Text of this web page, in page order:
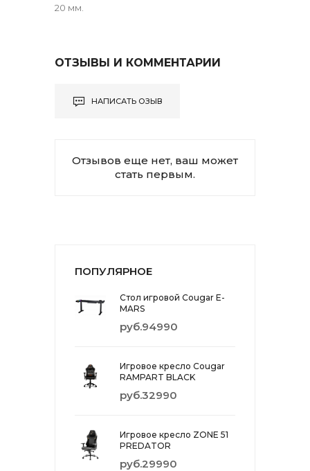
20 мм.
ОТЗЫВЫ И КОММЕНТАРИИ
НАПИСАТЬ ОЗЫВ
Отзывов еще нет, ваш может
стать первым.
ПОПУЛЯРНОЕ
Стол игровой Cougar E-
MARS
руб.94990
Игровое кресло Cougar
RAMPART BLACK
руб.32990
Игровое кресло ZONE 51
PREDATOR
руб.29990